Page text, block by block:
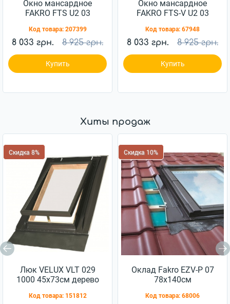
Окно мансардное
FAKRO FTS U2 03
Код товара: 207399
8 033 грн. 8 925 грн.
Купить
Окно мансардное
FAKRO FTS-V U2 03
Код товара: 67948
8 033 грн. 8 925 грн.
Купить
Хиты продаж
Скидка 8%
Люк VELUX VLT 029
1000 45x73см дерево
Код товара: 151812
Скидка 10%
Оклад Fakro EZV-P 07
78x140см
Код товара: 68006